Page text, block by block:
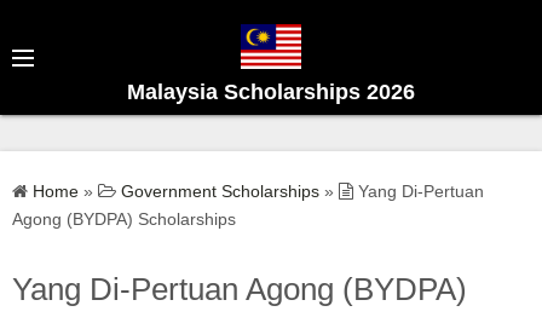
Malaysia Scholarships 2026
Home » Government Scholarships »
Yang Di-Pertuan
Agong (BYDPA) Scholarships
Yang Di-Pertuan Agong (BYDPA)